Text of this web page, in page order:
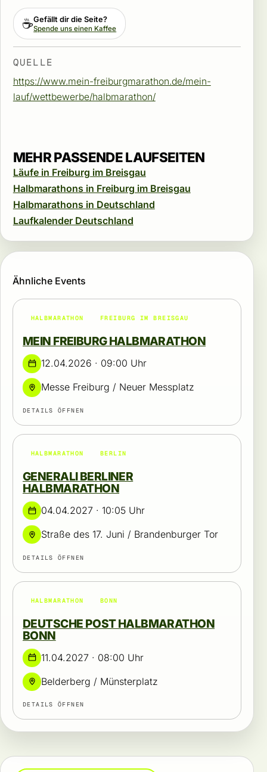
☕Gefällt dir die Seite?
Spende uns einen Kaffee
QUELLE
https://www.mein-freiburgmarathon.de/mein-
lauf/wettbewerbe/halbmarathon/
MEHR PASSENDE LAUFSEITEN
Läufe in Freiburg im Breisgau
Halbmarathons in Freiburg im Breisgau
Halbmarathons in Deutschland
Laufkalender Deutschland
Ähnliche Events
HALBMARATHON FREIBURG IM BREISGAU
MEIN FREIBURG HALBMARATHON
12.04.2026 · 09:00 Uhr
Messe Freiburg / Neuer Messplatz
DETAILS ÖFFNEN
HALBMARATHON BERLIN
GENERALI BERLINER
HALBMARATHON
04.04.2027 · 10:05 Uhr
Straße des 17. Juni / Brandenburger Tor
DETAILS ÖFFNEN
HALBMARATHON BONN
DEUTSCHE POST HALBMARATHON
BONN
11.04.2027 · 08:00 Uhr
Belderberg / Münsterplatz
DETAILS ÖFFNEN